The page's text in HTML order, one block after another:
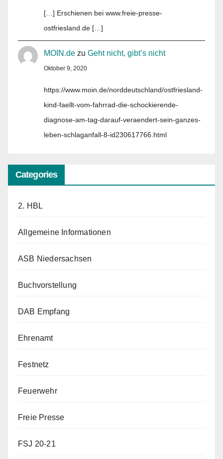
[…] Erschienen bei www.freie-presse-
ostfriesland.de […]
MOIN.de zu Geht nicht, gibt’s nicht
Oktober 9, 2020
https://www.moin.de/norddeutschland/ostfriesland-
kind-faellt-vom-fahrrad-die-schockierende-
diagnose-am-tag-darauf-veraendert-sein-ganzes-
leben-schlaganfall-8-id230617766.html
Categories
2. HBL
Allgemeine Informationen
ASB Niedersachsen
Buchvorstellung
DAB Empfang
Ehrenamt
Festnetz
Feuerwehr
Freie Presse
FSJ 20-21